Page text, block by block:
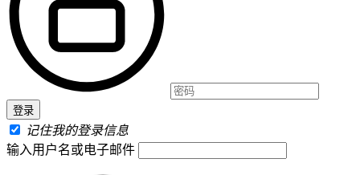
记住我的登录信息
输入用户名或电子邮件